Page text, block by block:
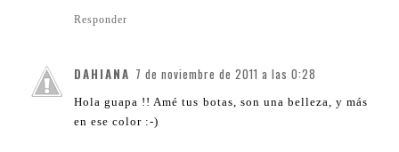
Responder
DAHIANA 7 de noviembre de 2011 a las 0:28
Hola guapa !! Amé tus botas, son una belleza, y más
en ese color :-)